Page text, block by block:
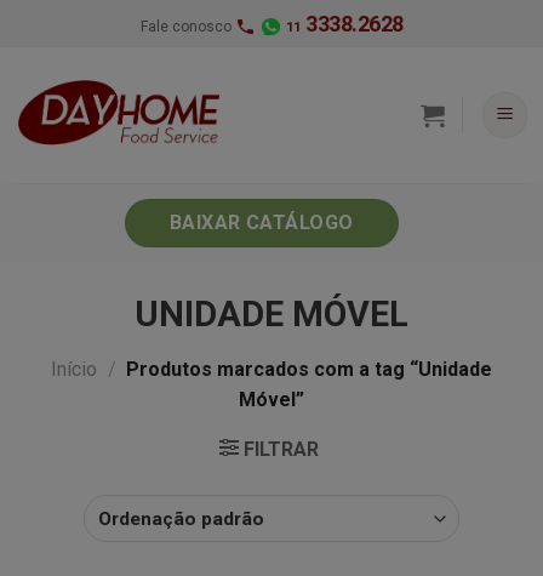
Fale conosco 11 3338.2628
BAIXAR CATÁLOGO
UNIDADE MÓVEL
Início /
Produtos marcados com a tag “Unidade
Móvel”
FILTRAR